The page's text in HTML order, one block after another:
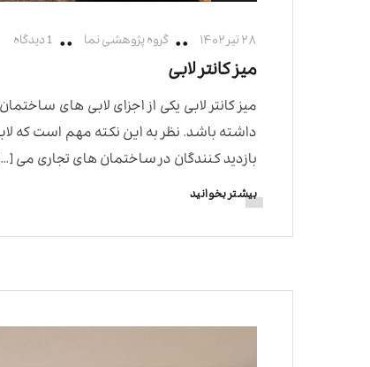
۲۸ تیر ۱۴۰۲ گروه پژوهشی نما 1 دیدگاه
میز کانتر لابی
میز کانتر لابی یکی از اجزای لابی های
داشته باشد. نظر به این نکته مهم است که
بازدید کنندگان در ساختمان های تجاری می
بیشتر بخوانید